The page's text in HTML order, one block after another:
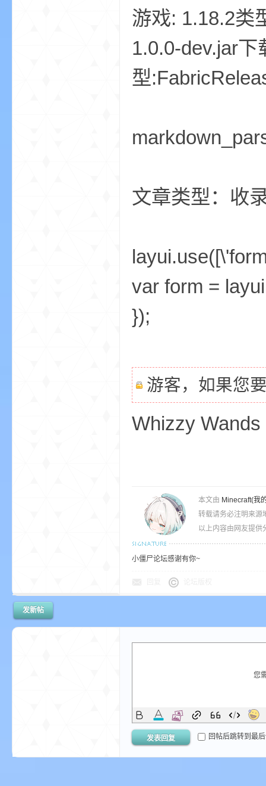
游戏: 1.18.2类
1.0.0-dev.jar
型
文章类型：收
var form =
});
游客，如果您
Whizzy Wands
本文由 Minecraft(我
转载请务必注明来源
以上内容由网友提供
小僵尸论坛感谢有你~
发新帖
您
发表回复 回帖后跳转到最